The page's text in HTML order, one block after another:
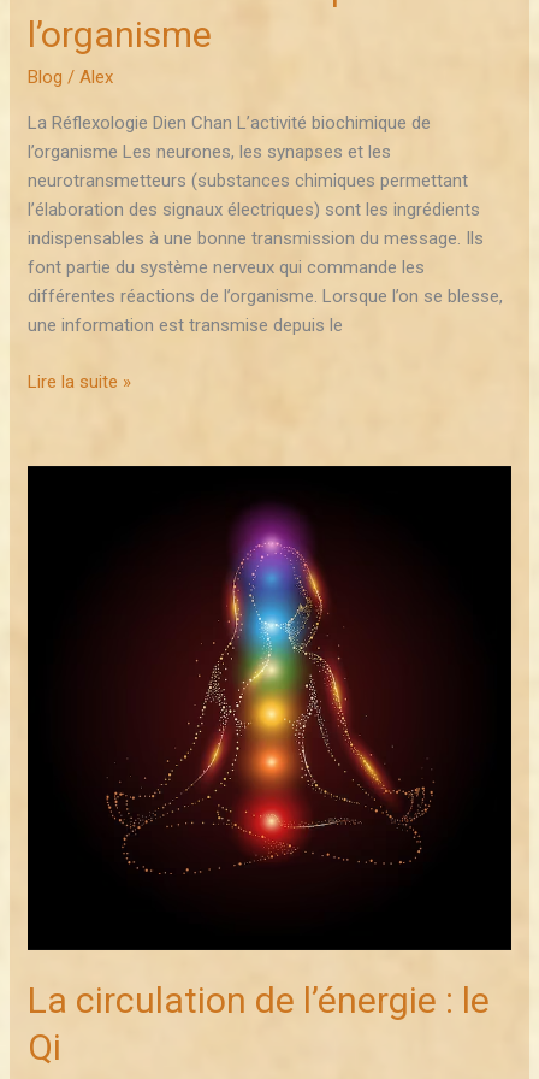
l’organisme
Blog /Alex
La Réflexologie Dien Chan L’activité biochimique de
l’organisme Les neurones, les synapses et les
neurotransmetteurs (substances chimiques permettant
l’élaboration des signaux électriques) sont les ingrédients
indispensables à une bonne transmission du message. Ils
font partie du système nerveux qui commande les
différentes réactions de l’organisme. Lorsque l’on se blesse,
une information est transmise depuis le
Lire la suite »
La circulation de l’énergie : le
Qi